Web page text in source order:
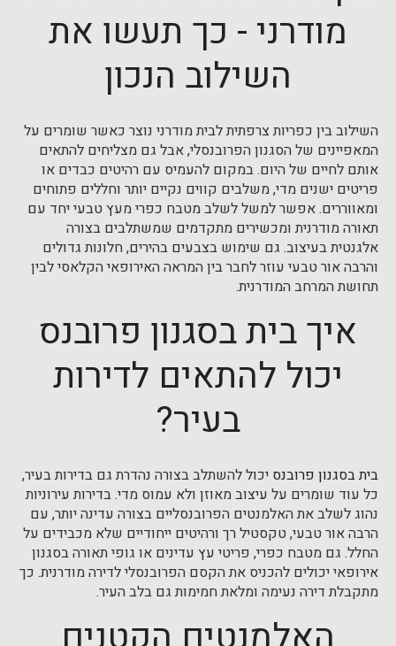
מודרני - כך תעשו את
השילוב הנכון
השילוב בין כפריות צרפתית לבית מודרני נוצר כאשר שומרים על
המאפיינים של הסגנון הפרובנסלי, אבל גם מצליחים להתאים
אותם לחיים של היום. במקום להעמיס עם רהיטים כבדים או
פריטים ישנים מדי, משלבים קווים נקיים יותר וחללים פתוחים
ומאווררים. אפשר למשל לשלב מטבח כפרי מעץ טבעי יחד עם
תאורה מודרנית ומכשירים מתקדמים שמשתלבים בצורה
אלגנטית בעיצוב. גם שימוש בצבעים בהירים, חלונות גדולים
והרבה אור טבעי עוזר לחבר בין המראה האירופאי הקלאסי לבין
תחושת המרחב המודרנית.
איך בית בסגנון פרובנס
יכול להתאים לדירות
בעיר?
בית בסגנון פרובנס יכול להשתלב בצורה נהדרת גם בדירות בעיר,
כל עוד שומרים על עיצוב מאוזן ולא עמוס מדי. בדירות עירוניות
נהוג לשלב את האלמנטים הפרובנסליים בצורה עדינה יותר, עם
הרבה אור טבעי, טקסטיל רך ורהיטים ייחודיים שלא מכבידים על
החלל. גם מטבח כפרי, פריטי עץ עדינים או גופי תאורה בסגנון
אירופאי יכולים להכניס את הקסם הפרובנסלי לדירה מודרנית. כך
מתקבלת דירה נעימה ומלאת חמימות גם בלב העיר.